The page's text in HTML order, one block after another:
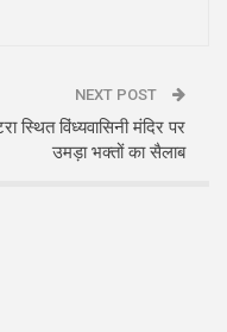
NEXT POST
स्थित विंध्यवासिनी मंदिर पर
उमड़ा भक्तों का सैलाब